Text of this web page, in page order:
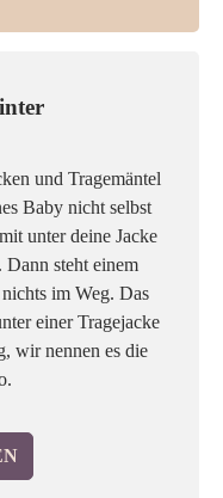
und Tragemäntel
Baby nicht selbst
unter deine Jacke
steht einem
im Weg. Das
einer Tragejacke
wir nennen es die